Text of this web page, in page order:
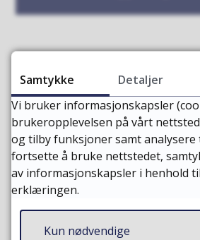
Kontaktinformasjon
Servicetorget
E-postSend e-post
Telefon71 57 40 00
Finn oss på kart:
Samtykke Detaljer
Vi bruker informasjonskapsler
brukeropplevelsen på vårt
og tilby funksjoner samt analysere
fortsette å bruke nettstedet,
av informasjonskapsler i henhold
erklæringen.
Kun nødvendige